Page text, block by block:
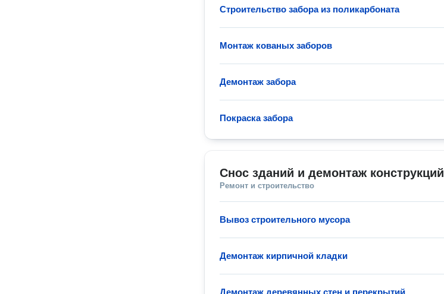
Строительство забора из поликарбоната
Монтаж кованых заборов
Демонтаж забора
Покраска забора
Снос зданий и демонтаж конструкций
Ремонт и строительство
Вывоз строительного мусора
Демонтаж кирпичной кладки
Демонтаж деревянных стен и перекрытий